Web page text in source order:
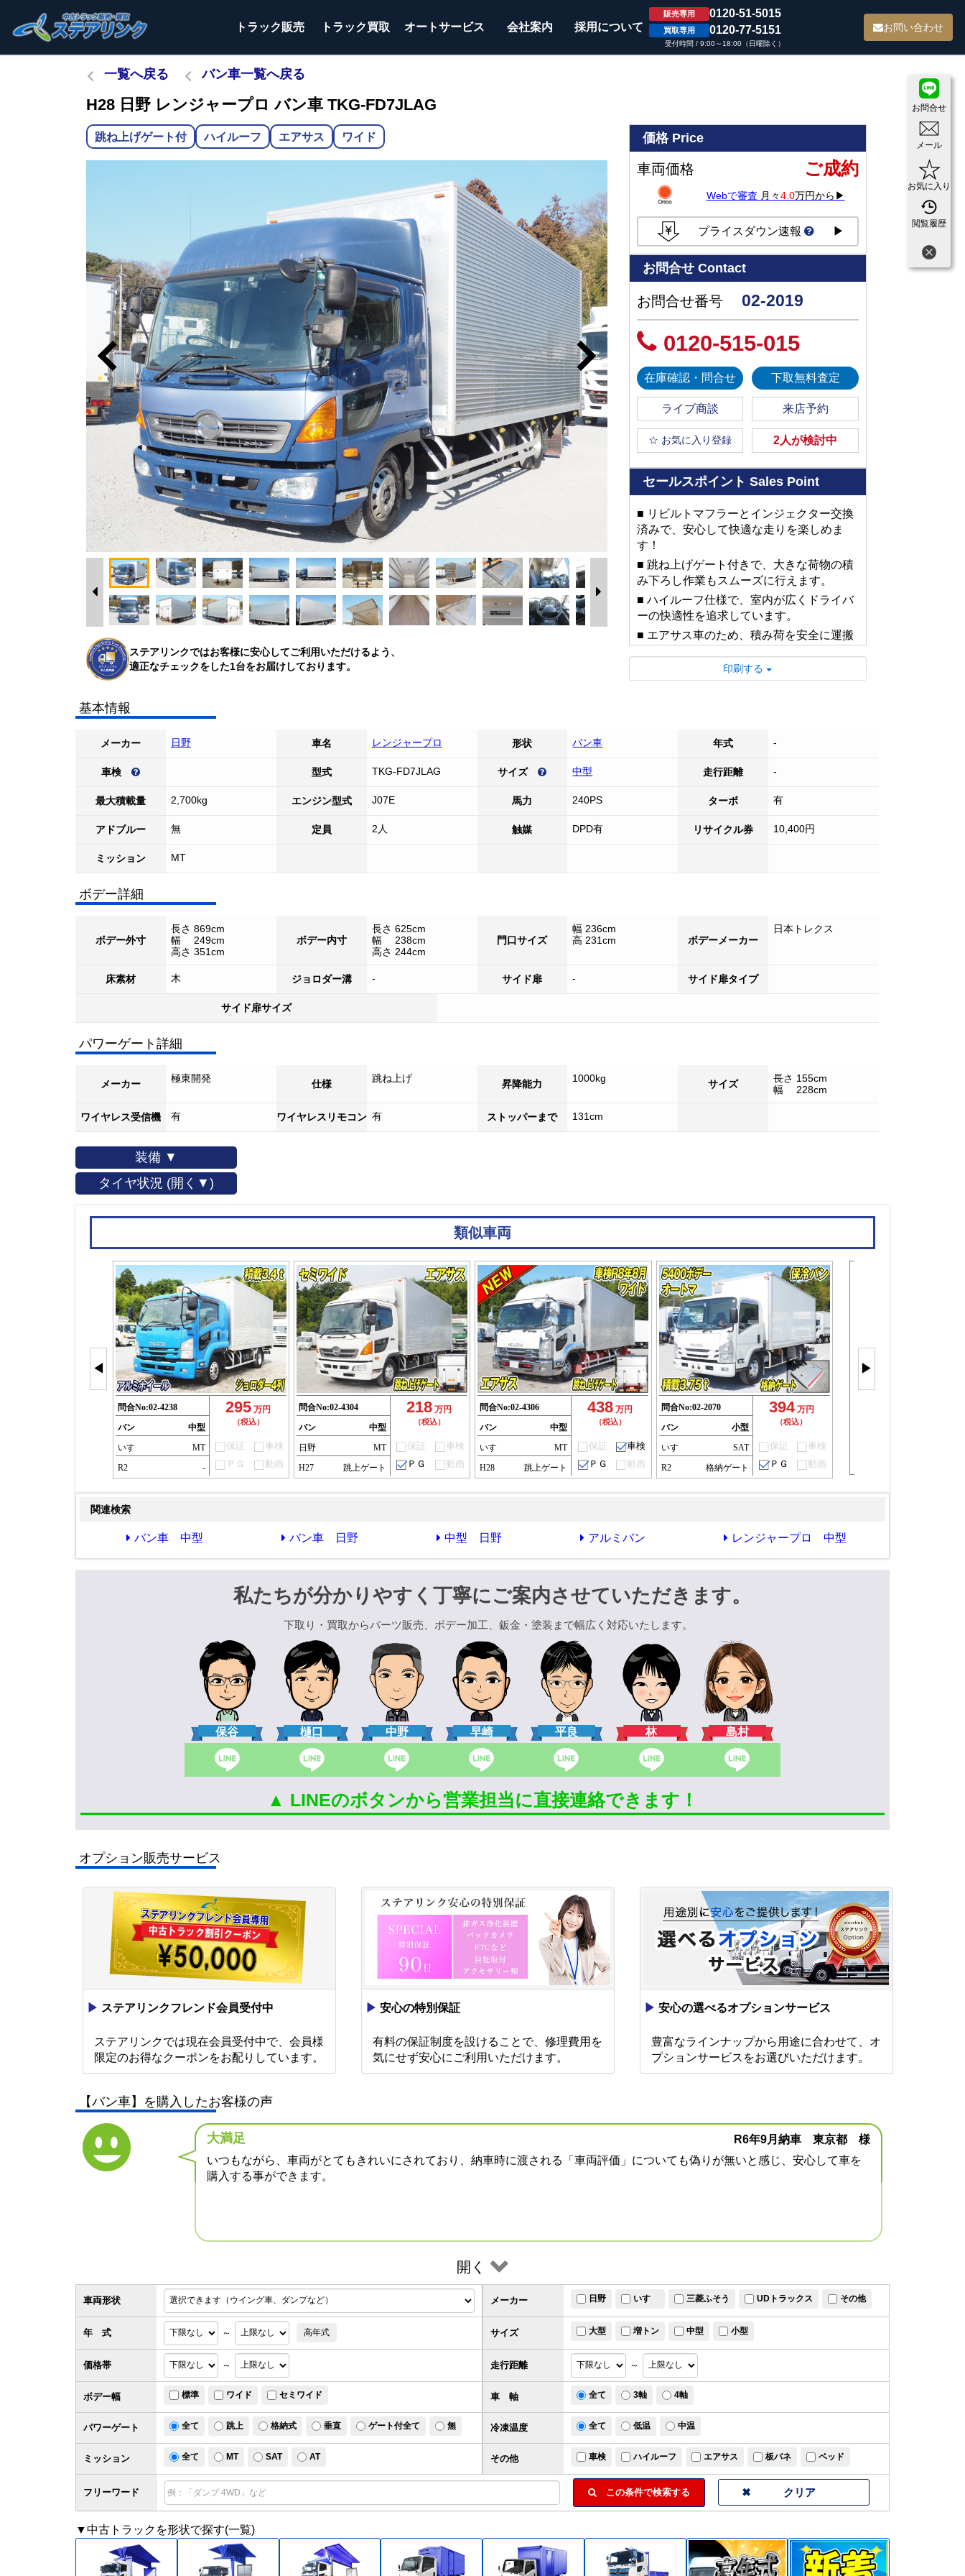
トラック販売 トラック買取 オートサービス 会社案内 採用について
販売専用 0120-51-5015
買取専用 0120-77-5151
受付時間 / 9:00～18:00（日曜除く）
お問い合わせ
お問合せ
メール
お気に入り
閲覧履歴
一覧へ戻る バン車一覧へ戻る
H28 日野 レンジャープロ バン車 TKG-FD7JLAG
跳ね上げゲート付 ハイルーフ エアサス ワイド
ステアリンクではお客様に安心してご利用いただけるよう、
適正なチェックをした1台をお届けしております。
価格Price
車両価格 ご成約
Webで審査 月々4.0万円から▶
プライスダウン速報 ▶
お問合せ Contact
お問合せ番号 02-2019
0120-515-015
在庫確認・問合せ 下取無料査定
ライブ商談 来店予約
☆ お気に入り登録 2人が検討中
セールスポイント Sales Point
■ リビルトマフラーとインジェクター交換
済みで、安心して快適な走りを楽しめま
す！
■ 跳ね上げゲート付きで、大きな荷物の積
み下ろし作業もスムーズに行えます。
■ ハイルーフ仕様で、室内が広くドライバ
ーの快適性を追求しています。
■ エアサス車のため、積み荷を安全に運搬
■ ワイドボディで、より多くの荷物を効率
■ 日野製の信頼性の高い車両で、安心して
■ 来店不要の便利なライブ商談や出張商談
■ 試乗も可能ですのでお気軽にご来店くだ
印刷する
基本情報
メーカー 日野 車名 レンジャープロ 形状 バン車 年式 -
車検 型式 TKG-FD7JLAG サイズ 中型 走行距離 -
最大積載量 2,700kg エンジン型式 J07E 馬力 240PS ターボ 有
アドブルー 無 定員 2人 触媒 DPD有 リサイクル券 10,400円
ミッション MT
ボデー詳細
ボデー外寸
長さ 869cm
幅 249cm
高さ 351cm
ボデー内寸
長さ 625cm
幅 238cm
高さ 244cm
門口サイズ
幅 236cm
高 231cm
ボデーメーカー
日本トレクス
床素材 木 ジョロダー溝 - サイド扉 - サイド扉タイプ
サイド扉サイズ
パワーゲート詳細
メーカー 極東開発 仕様 跳ね上げ 昇降能力 1000kg サイズ
長さ 155cm
幅 228cm
ワイヤレス受信機 有 ワイヤレスリモコン 有 ストッパーまで 131cm
装備 ▼
タイヤ状況 (開く▼)
類似車両
◀
問合No:02-4238
バン
中型
いすゞ
MT
R2
-
295 万円
（税込）
保証
車検
ＰＧ
動画
問合No:02-4304
バン
中型
日野
MT
H27
跳上ゲート
218 万円
（税込）
保証
車検
ＰＧ
動画
問合No:02-4306
バン
中型
いすゞ
MT
H28
跳上ゲート
438 万円
（税込）
保証
車検
ＰＧ
動画
問合No:02-2070
バン
小型
いすゞ
SAT
R2
格納ゲート
394 万円
（税込）
保証
車検
ＰＧ
動画
▶
関連検索
バン車 中型 バン車 日野 中型 日野 アルミバン レンジャープロ 中型
私たちが分かりやすく丁寧にご案内させていただきます。
下取り・買取からパーツ販売、ボデー加工、鈑金・塗装まで幅広く対応いたします。
保谷 樋口 中野 早崎 平良 林 島村
▲ LINEのボタンから営業担当に直接連絡できます！
オプション販売サービス
▶ ステアリンクフレンド会員受付中
ステアリンクでは現在会員受付中で、会員様
限定のお得なクーポンをお配りしています。
▶ 安心の特別保証
有料の保証制度を設けることで、修理費用を
気にせず安心にご利用いただけます。
▶ 安心の選べるオプションサービス
豊富なラインナップから用途に合わせて、オ
プションサービスをお選びいただけます。
【バン車】を購入したお客様の声
大満足
R6年9月納車 東京都 様
いつもながら、車両がとてもきれいにされており、納車時に渡される「車両評価」についても偽りが無いと感じ、安心して車を
購入する事ができます。
開く
車両形状
サイズ 大型 増トン 中型 小型
価格帯 ～
フリーワード この条件で検索する
メーカー 日野 いすゞ 三菱ふそう UDトラックス その他
年 式 ～ 高年式
走行距離 ～
ボデー幅 標準 ワイド セミワイド 車 軸 全て 3軸 4軸
パワーゲート 全て 跳上 格納式 垂直 ゲート付全て 無 冷凍温度 全て 低温 中温
ミッション 全て MT SAT AT その他 車検 ハイルーフ エアサス 板バネ ベッド
▼中古トラックを形状で探す(一覧)